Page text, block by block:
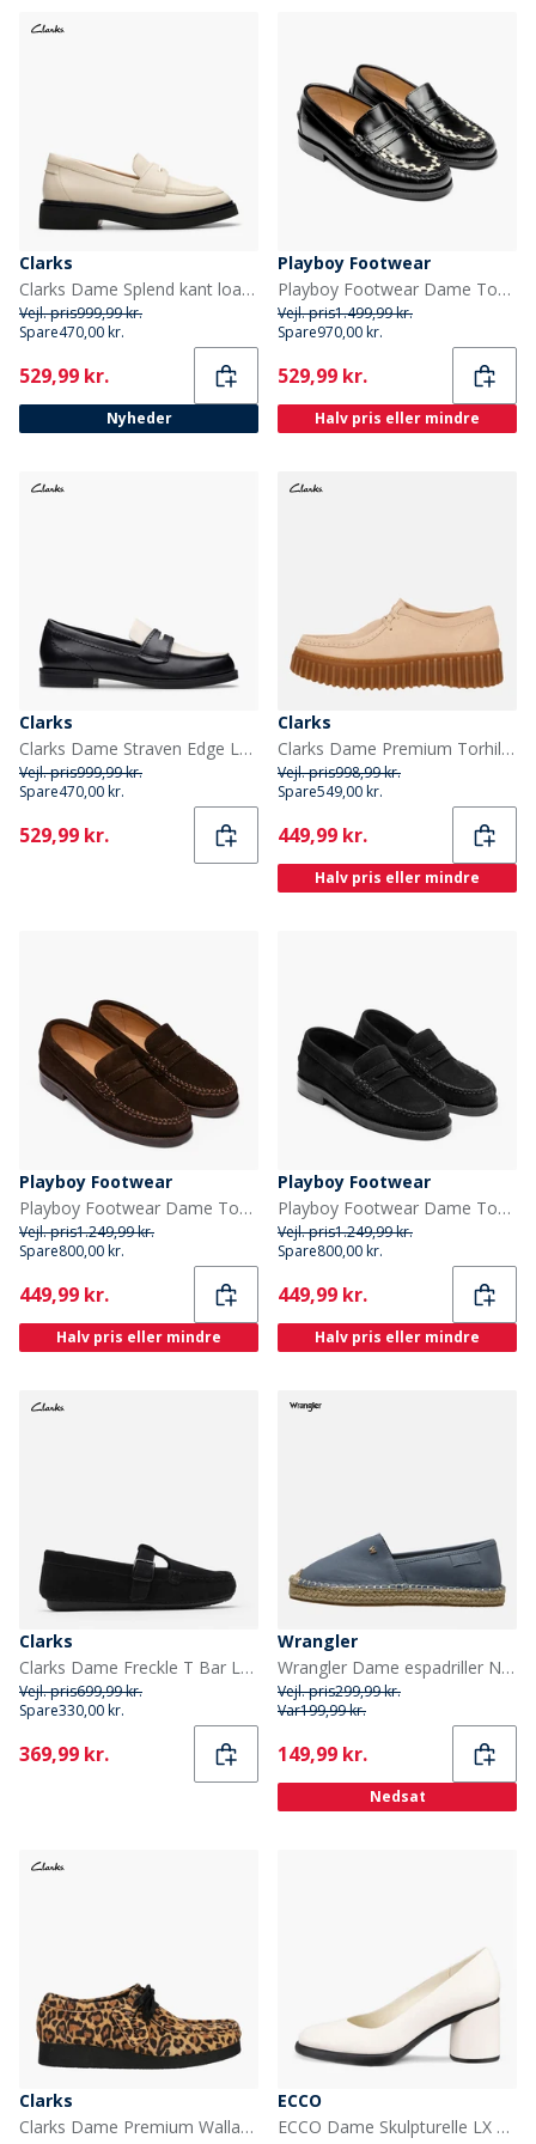
Clarks
Clarks Dame Splend kant loafers Cream Leather
Vejl. pris999,99 kr.
Spare470,00 kr.
Current
529,99 kr.
Nyheder
Playboy Footwear
Playboy Footwear Dame Toc1936 Sofia Loafers Sort/White Polido
Vejl. pris1.499,99 kr.
Spare970,00 kr.
Current
529,99 kr.
Halv pris eller mindre
Clarks
Clarks Dame Straven Edge Loafers Black Combi Leather
Vejl. pris999,99 kr.
Spare470,00 kr.
Current
529,99 kr.
Clarks
Clarks Dame Premium Torhill Bee Sko Ecru Suede
Vejl. pris998,99 kr.
Spare549,00 kr.
Current
449,99 kr.
Halv pris eller mindre
Playboy Footwear
Playboy Footwear Dame Toc1936 Norah Sko Mørkebrun Ruskind Dk.Brown Suede
Vejl. pris1.249,99 kr.
Spare800,00 kr.
Current
449,99 kr.
Halv pris eller mindre
Playboy Footwear
Playboy Footwear Dame Toc1936 Norah Loafers Black Suede
Vejl. pris1.249,99 kr.
Spare800,00 kr.
Current
449,99 kr.
Halv pris eller mindre
Clarks
Clarks Dame Freckle T Bar Loafers Black Suede
Vejl. pris699,99 kr.
Spare330,00 kr.
Current
369,99 kr.
Wrangler
Wrangler Dame espadriller Nancy China Blue
Vejl. pris299,99 kr.
Var199,99 kr.
Current
149,99 kr.
Nedsat
Clarks
Clarks Dame Premium Wallabee Evosh D Sko Leopard
ECCO
ECCO Dame Skulpturelle LX Hælede Sko Limestone